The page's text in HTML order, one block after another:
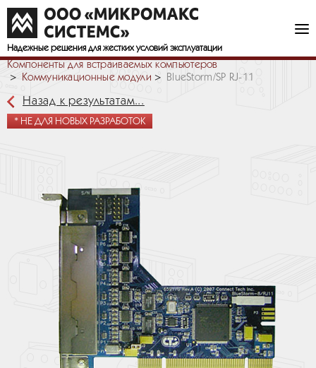
Надежные решения для жестких условий эксплуатации
Компоненты для встраиваемых компьютеров
Коммуникационные модули
BlueStorm/SP RJ-11
Назад к результатам...
* НЕ ДЛЯ НОВЫХ РАЗРАБОТОК